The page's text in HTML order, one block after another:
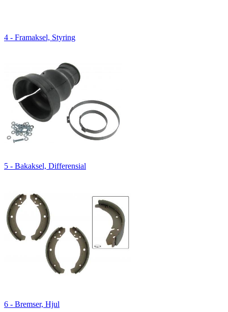
4 - Framaksel, Styring
5 - Bakaksel, Differensial
6 - Bremser, Hjul